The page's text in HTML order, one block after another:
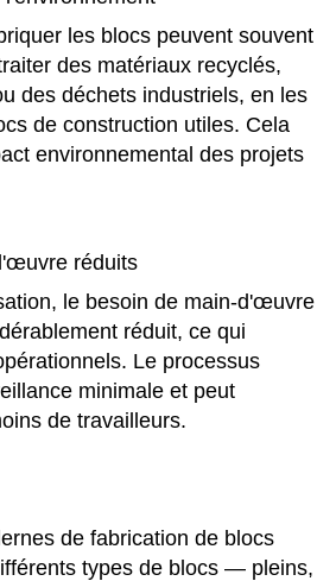
les blocs peuvent souvent
des matériaux recyclés,
des déchets industriels, en les
de construction utiles. Cela
environnemental des projets
réduits
le besoin de main-d'œuvre
réduit, ce qui
Le processus
minimale et peut
de travailleurs.
de fabrication de blocs
types de blocs — pleins,